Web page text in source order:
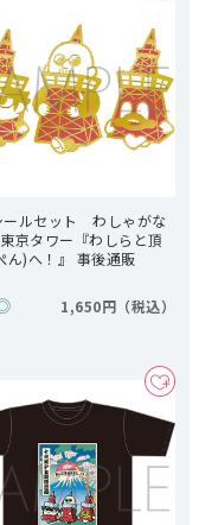
ールセット わしゃがな
京タワー『わしらと頂
ん)へ！』 事後通販
1,650円